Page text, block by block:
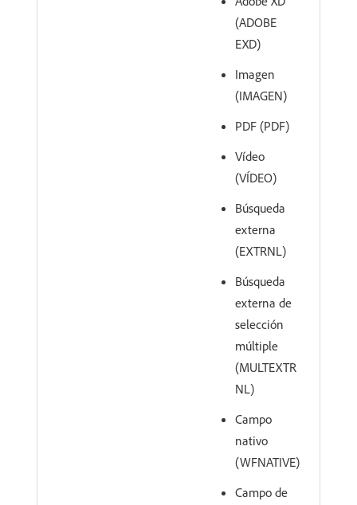
(ADOBE
EXD)
Imagen
(IMAGEN)
PDF (PDF)
Vídeo
(VÍDEO)
Búsqueda
externa
(EXTRNL)
Búsqueda
externa de
selección
múltiple
(MULTEXTR
NL)
Campo
nativo
(WFNATIVE)
Campo de